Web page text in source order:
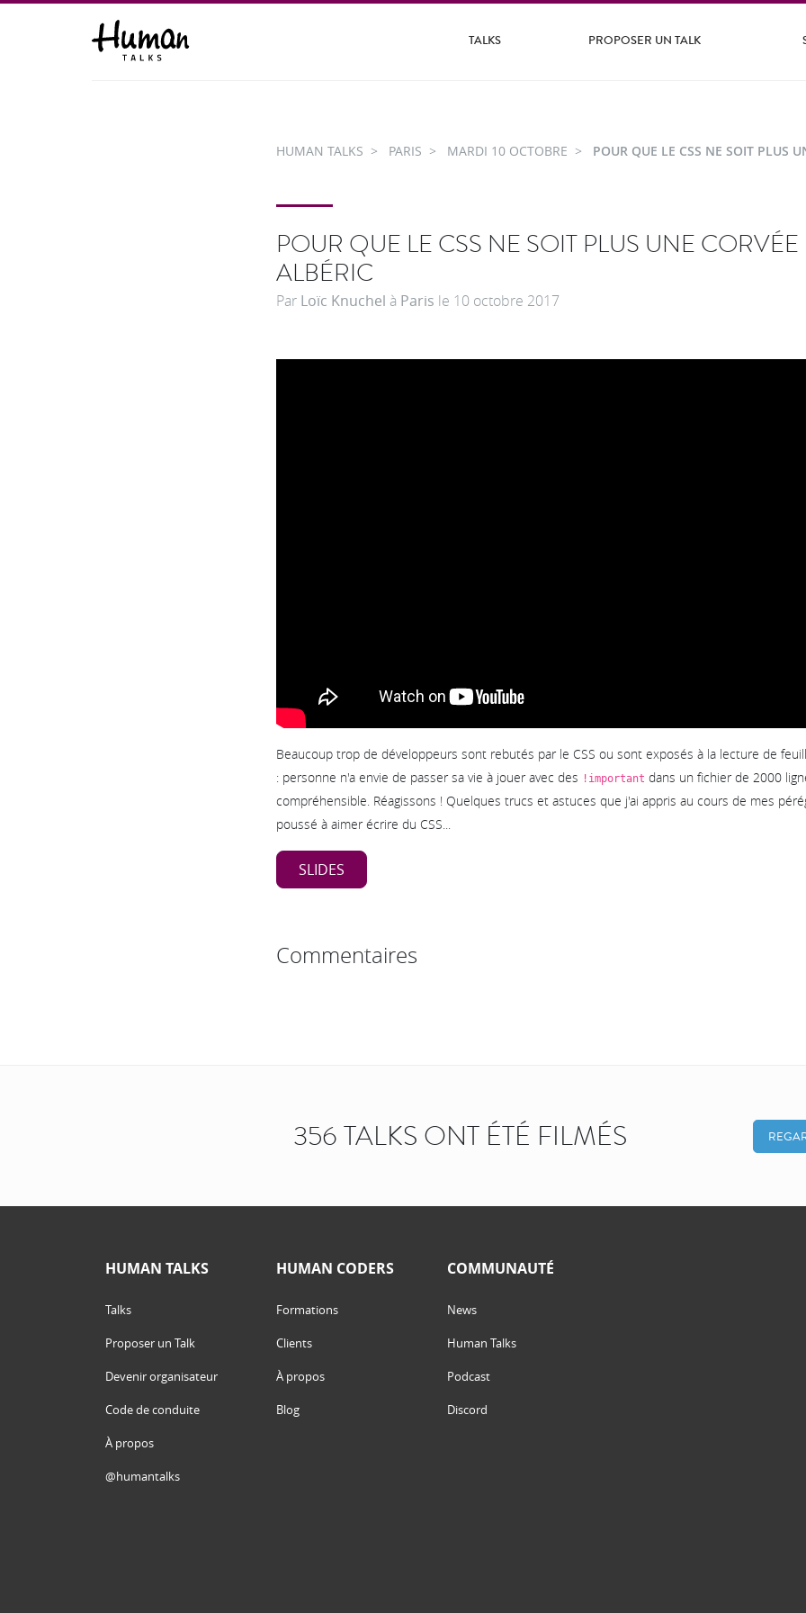
TALKS PROPOSER UN TALK
HUMAN TALKS PARIS MARDI 10 OCTOBRE POUR QUE LE CSS NE SOIT PLUS
POUR QUE LE CSS NE SOIT PLUS UNE CORVÉE
ALBÉRIC
Par Loïc Knuchel à Paris le 10 octobre 2017
Beaucoup trop de développeurs sont rebutés par le CSS ou sont exposés à la lecture de
: personne n'a envie de passer sa vie à jouer avec des !important dans un fichier de 2000
compréhensible. Réagissons ! Quelques trucs et astuces que j'ai appris au cours de mes
poussé à aimer écrire du CSS...
SLIDES
Commentaires
356 TALKS ONT ÉTÉ FILMÉS
HUMAN TALKS
Talks
Proposer un Talk
Devenir organisateur
Code de conduite
À propos
@humantalks
HUMAN CODERS
Formations
Clients
À propos
Blog
COMMUNAUTÉ
News
Human Talks
Podcast
Discord